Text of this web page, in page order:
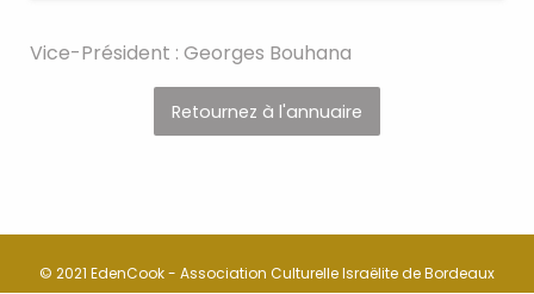
Vice-Président : Georges Bouhana
Retournez à l'annuaire
© 2021 EdenCook - Association Culturelle Israëlite de Bordeaux